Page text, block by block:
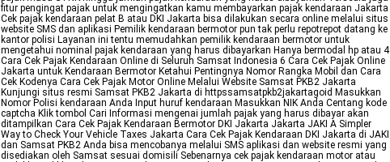
fitur pengingat pajak untuk mengingatkan kamu membayarkan pajak kendaraan Jakarta
Cek pajak kendaraan pelat B atau DKI Jakarta bisa dilakukan secara online melalui situs
website SMS dan aplikasi Pemilik kendaraan bermotor pun tak perlu repotrepot datang ke
kantor polisi Layanan ini tentu memudahkan pemilik kendaraan bermotor untuk
mengetahui nominal pajak kendaraan yang harus dibayarkan Hanya bermodal hp atau 4
Cara Cek Pajak Kendaraan Online di Seluruh Samsat Indonesia 6 Cara Cek Pajak Online
Jakarta untuk Kendaraan Bermotor Ketahui Pentingnya Nomor Rangka Mobil dan Cara
Cek Kodenya Cara Cek Pajak Motor Online Melalui Website Samsat PKB2 Jakarta
Kunjungi situs resmi Samsat PKB2 Jakarta di httpssamsatpkb2jakartagoid Masukkan
Nomor Polisi kendaraan Anda Input huruf kendaraan Masukkan NIK Anda Centang kode
captcha Klik tombol Cari Informasi mengenai jumlah pajak yang harus dibayar akan
ditampilkan Cara Cek Pajak Kendaraan Bermotor DKI Jakarta Jakarta JAKI A Simpler
Way to Check Your Vehicle Taxes Jakarta Cara Cek Pajak Kendaraan DKI Jakarta di JAKI
dan Samsat PKB2 Anda bisa mencobanya melalui SMS aplikasi dan website resmi yang
disediakan oleh Samsat sesuai domisili Sebenarnya cek pajak kendaraan motor atau